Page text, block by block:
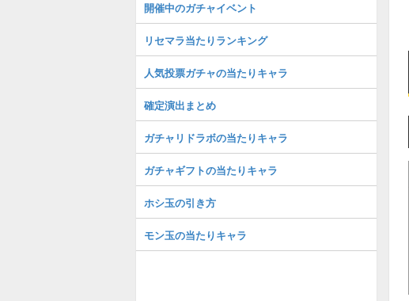
開催中のガチャイベント
リセマラ当たりランキング
人気投票ガチャの当たりキャラ
確定演出まとめ
ガチャリドラボの当たりキャラ
ガチャギフトの当たりキャラ
ホシ玉の引き方
モン玉の当たりキャラ